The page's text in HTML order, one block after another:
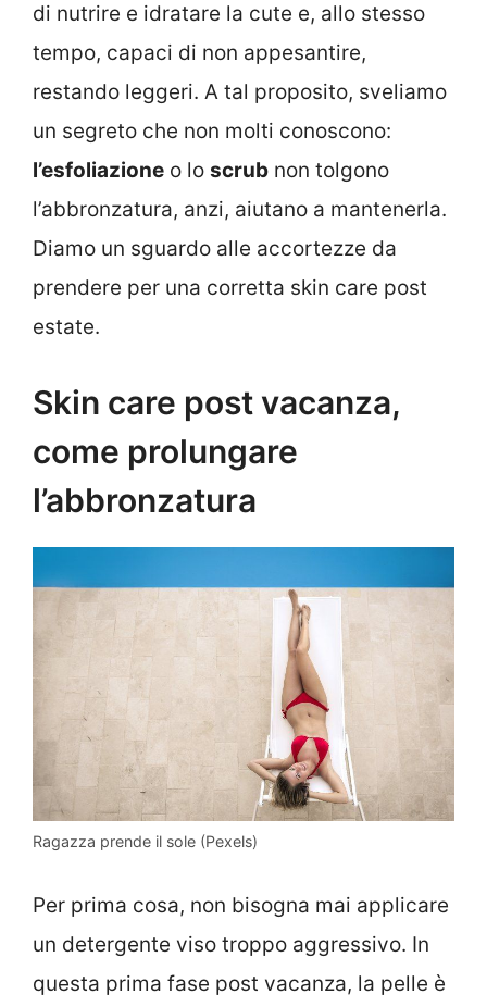
di nutrire e idratare la cute e, allo stesso
tempo, capaci di non appesantire,
restando leggeri. A tal proposito, sveliamo
un segreto che non molti conoscono:
l’esfoliazione o lo scrub non tolgono
l’abbronzatura, anzi, aiutano a mantenerla.
Diamo un sguardo alle accortezze da
prendere per una corretta skin care post
estate.
Skin care post vacanza,
come prolungare
l’abbronzatura
Ragazza prende il sole (Pexels)
Per prima cosa, non bisogna mai applicare
un detergente viso troppo aggressivo. In
questa prima fase post vacanza, la pelle è